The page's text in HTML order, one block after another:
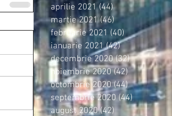
aprilie 2021 (44)44 postări
martie 2021 (46)46 postări
februarie 2021 (40)40 postări
ianuarie 2021 (42)42 postări
decembrie 2020 (32)32 postări
noiembrie 2020 (42) 42 postări
octombrie 2020 (44)44 postări
septembrie 2020 (44)44 postări
august 2020 (42)42 postări